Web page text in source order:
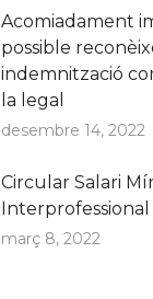
Acomiadament
possible
indemnització
la legal
desembre 14, 2022
Circular Salari
Interprofessional
març 8, 2022